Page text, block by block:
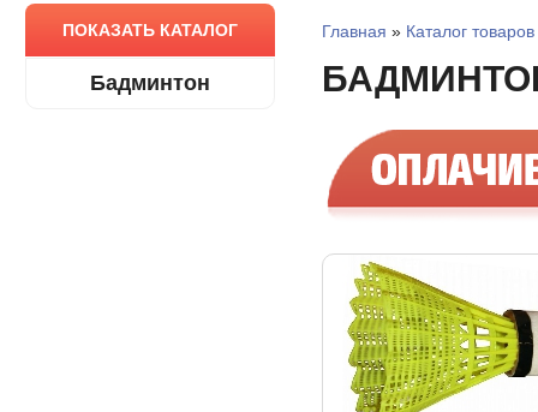
ПОКАЗАТЬ КАТАЛОГ
Бадминтон
Главная » Каталог товаров